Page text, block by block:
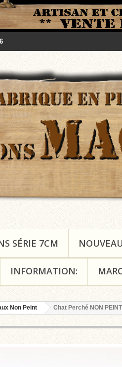
SÉRIE 7CM
INFORMATION:
Non Peint Chat Perché NON PEINT